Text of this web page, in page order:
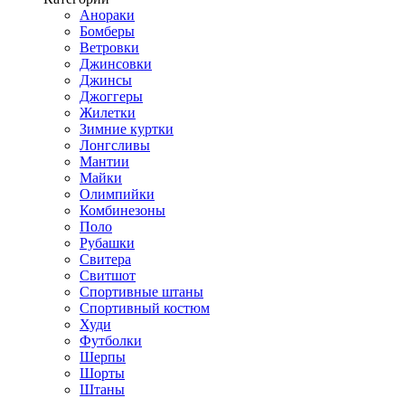
Анораки
Бомберы
Ветровки
Джинсовки
Джинсы
Джоггеры
Жилетки
Зимние куртки
Лонгсливы
Мантии
Майки
Олимпийки
Комбинезоны
Поло
Рубашки
Свитера
Свитшот
Спортивные штаны
Спортивный костюм
Худи
Футболки
Шерпы
Шорты
Штаны